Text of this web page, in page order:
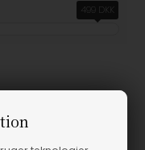
499 DKK